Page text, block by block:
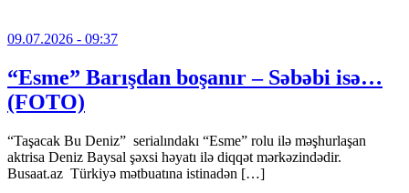
09.07.2026 - 09:37
“Esme” Barışdan boşanır – Səbəbi isə…
(FOTO)
“Taşacak Bu Deniz” serialındakı “Esme” rolu ilə məşhurlaşan
aktrisa Deniz Baysal şəxsi həyatı ilə diqqət mərkəzindədir.
Busaat.az Türkiyə mətbuatına istinadən […]